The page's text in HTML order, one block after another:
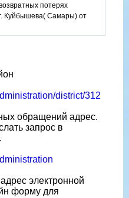
потерях
Куйбышева( Самары) от
district/312
обращений адрес.
запрос в
электронной
форму для